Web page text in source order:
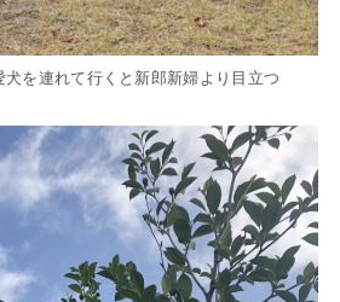
犬を連れて行くと新郎新婦より目立つ